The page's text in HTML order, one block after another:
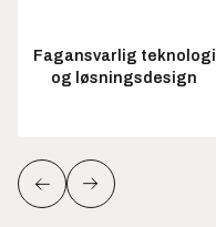
Fagansvarlig teknologi
og løsningsdesign